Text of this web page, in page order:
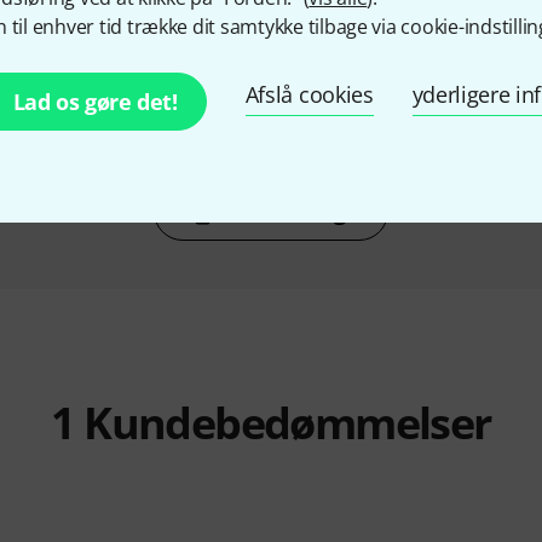
til enhver tid trække dit samtykke tilbage via cookie-
Lad os gøre det! Afslå cookies yderligere
Bag
Millenium Universal
299 kr
Thon
1 Kundebedømmelser